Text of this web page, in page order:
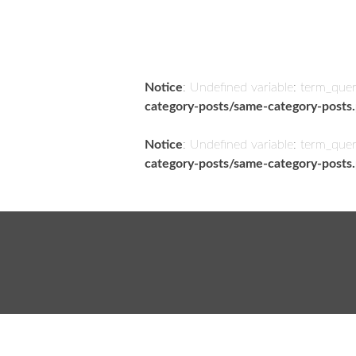
Notice: Undefined variable:
category-posts/same-category-
Notice: Undefined variable:
category-posts/same-category-